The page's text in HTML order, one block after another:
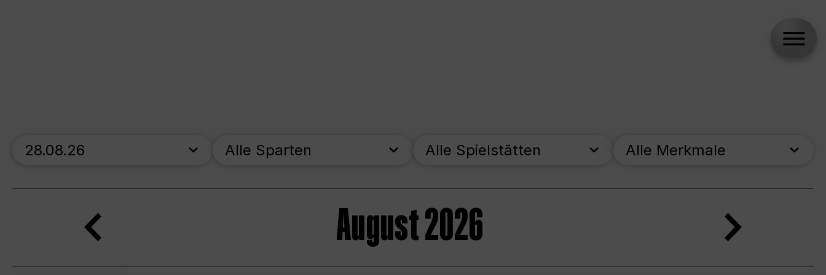
skip_calendar_timeline
Suche
Alle Sparten Alle Spielstätten Alle Merkmale
August 2026